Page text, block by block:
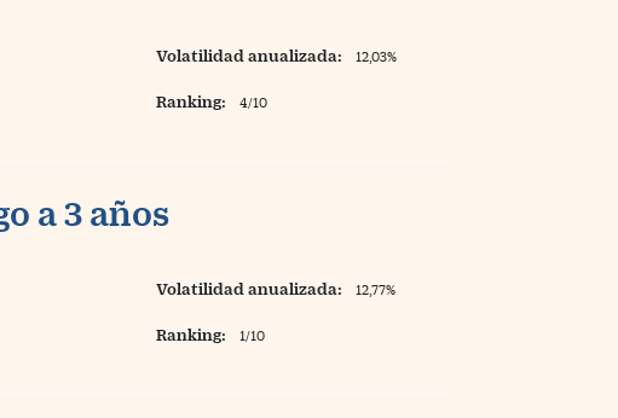
Volatilidad anualizada: 12,03%
Ranking: 4/10
a 3 años
Volatilidad anualizada: 12,77%
Ranking: 1/10